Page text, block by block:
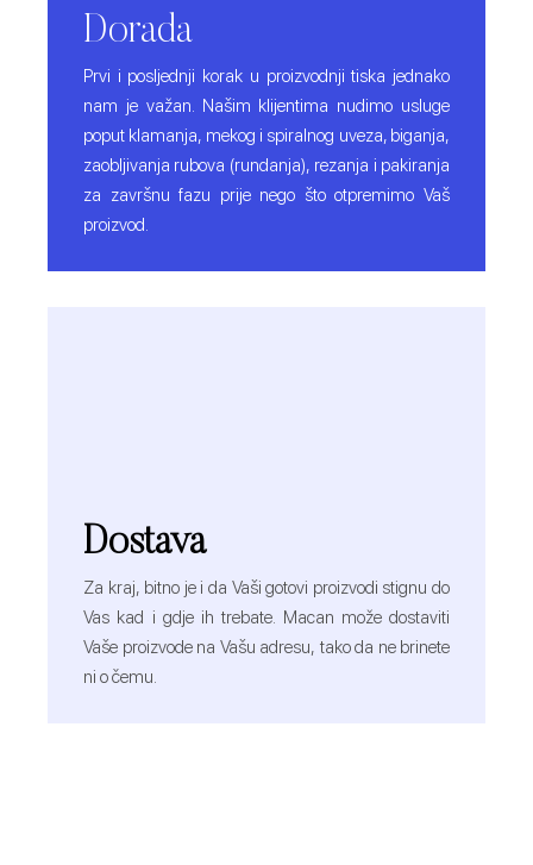
Dorada
Prvi i posljednji korak u proizvodnji tiska jednako
nam je važan. Našim klijentima nudimo usluge
poput klamanja, mekog i spiralnog uveza, biganja,
zaobljivanja rubova (rundanja), rezanja i pakiranja
za završnu fazu prije nego što otpremimo Vaš
proizvod.
Dostava
Za kraj, bitno je i da Vaši gotovi proizvodi stignu do
Vas kad i gdje ih trebate. Macan može dostaviti
Vaše proizvode na Vašu adresu, tako da ne brinete
ni o čemu.